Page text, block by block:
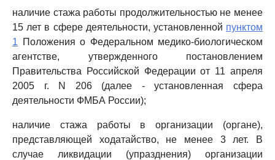
наличие стажа работы продолжительностью не менее
15 лет в сфере деятельности, установленной пунктом
1 Положения о Федеральном медико-биологическом
агентстве, утвержденного постановлением
Правительства Российской Федерации от 11 апреля
2005 г. N 206 (далее - установленная сфера
деятельности ФМБА России);
наличие стажа работы в организации (органе),
представляющей ходатайство, не менее 3 лет. В
случае ликвидации (упразднения) организации